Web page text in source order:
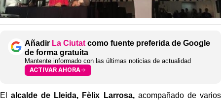
Añadir La Ciutat como fuente preferida de Google
de forma gratuita
Mantente informado con las últimas noticias de actualidad
ACTIVAR AHORA
Elalcalde de Lleida, Fèlix Larrosa,acompañado de varios